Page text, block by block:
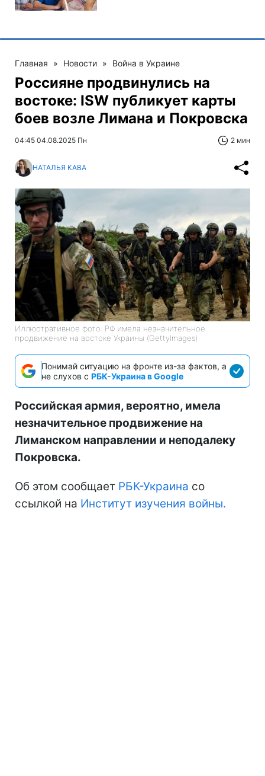
Главная » Новости » Война в Украине
Россияне продвинулись на
востоке: ISW публикует карты
боев возле Лимана и Покровска
04:45 04.08.2025 Пн 2 мин
НАТАЛЬЯ КАВА
Иллюстративное фото: РФ имела незначительное
продвижение на востоке Украины (GettyImages)
Понимай ситуацию на фронте из-за фактов, а
не слухов с РБК-Украина в Google
Российская армия, вероятно, имела
незначительное продвижение на
Лиманском направлении и неподалеку
Покровска.
Об этом сообщает РБК-Украина со
ссылкой на Институт изучения войны.